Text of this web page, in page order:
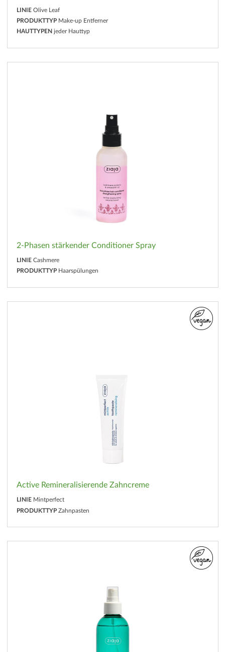
LINIE Olive Leaf
PRODUKTTYP Make-up Entferner
HAUTTYPEN jeder Hauttyp
2-Phasen stärkender Conditioner Spray
LINIE Cashmere
PRODUKTTYP Haarspülungen
Active Remineralisierende Zahncreme
LINIE Mintperfect
PRODUKTTYP Zahnpasten